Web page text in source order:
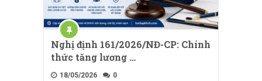
Nghị định 161/2026/NĐ-CP: Chính
thức tăng lương …
18/05/2026 0